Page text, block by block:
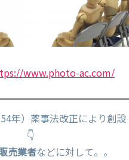
www.photo-ac.com/
年）薬事法改正により創設
売業者などに対して。。